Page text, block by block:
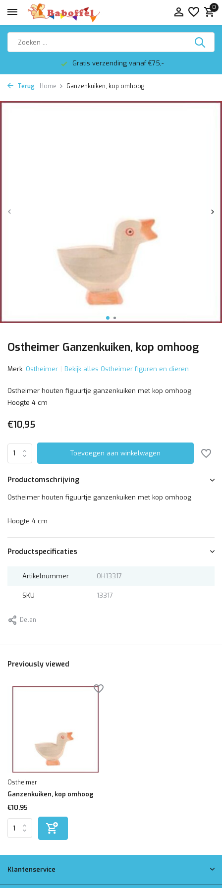
0
Gratis verzending vanaf €75,-
Terug Home Ganzenkuiken, kop omhoog
Ostheimer Ganzenkuiken, kop omhoog
Merk: Ostheimer Bekijk alles Ostheimer figuren en dieren
Ostheimer houten figuurtje ganzenkuiken met kop omhoog
Hoogte 4 cm
€10,95
Toevoegen aan winkelwagen
Productomschrijving
Ostheimer houten figuurtje ganzenkuiken met kop omhoog
Hoogte 4 cm
Productspecificaties
Artikelnummer OH13317
SKU 13317
Delen
Previously viewed
Ostheimer
Ganzenkuiken, kop omhoog
€10,95
Klantenservice